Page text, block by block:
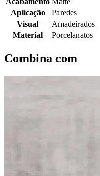
Aplicação
Paredes
Visual
Amadeirados
Material
Porcelanatos
Combina com